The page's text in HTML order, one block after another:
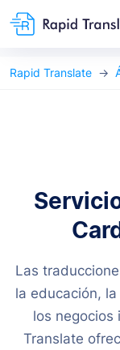
Rapid Translate
Las
la educación,
los negocios
Translate